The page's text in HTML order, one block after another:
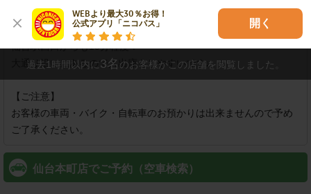
WEBより最大30％お得！
公式アプリ「ニコパス」
開く
勾当台公園駅より徒歩5分。
仙台駅西口からも10分程度！
大通り沿いにあるので入出庫もしやすいです♪
【ご注意】
お客様の車両・バイク・自転車のお預かりは出来ませんので予め
ご了承ください。
仙台本町店でご予約（空車検索）
過去1時間以内に3名 のお客様がこの店舗を閲覧しました。